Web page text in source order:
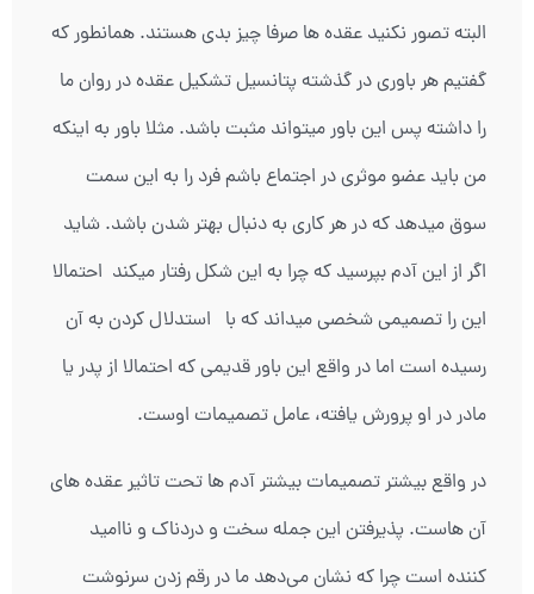
البته تصور نکنید عقده ها صرفا چیز بدی هستند. همانطور که
گفتیم هر باوری در گذشته پتانسیل تشکیل عقده در روان ما
را داشته پس این باور میتواند مثبت باشد. مثلا باور به اینکه
من باید عضو موثری در اجتماع باشم فرد را به این سمت
سوق میدهد که در هر کاری به دنبال بهتر شدن باشد. شاید
اگر از این آدم بپرسید که چرا به این شکل رفتار میکند احتمالا
این را تصمیمی شخصی میداند که با استدلال کردن به آن
رسیده است اما در واقع این باور قدیمی که احتمالا از پدر یا
مادر در او پرورش یافته، عامل تصمیمات اوست.
در واقع بیشتر تصمیمات بیشتر آدم ها تحت تاثیر عقده های
آن هاست. پذیرفتن این جمله سخت و دردناک و ناامید
کننده است چرا که نشان می‌دهد ما در رقم زدن سرنوشت